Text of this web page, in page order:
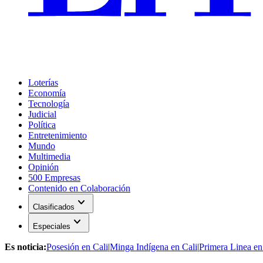
Loterías
Economía
Tecnología
Judicial
Política
Entretenimiento
Mundo
Multimedia
Opinión
500 Empresas
Contenido en Colaboración
Clasificados expand_more
Especiales expand_more
Es noticia:Posesión en Cali|Minga Indígena en Cali|Primera Linea